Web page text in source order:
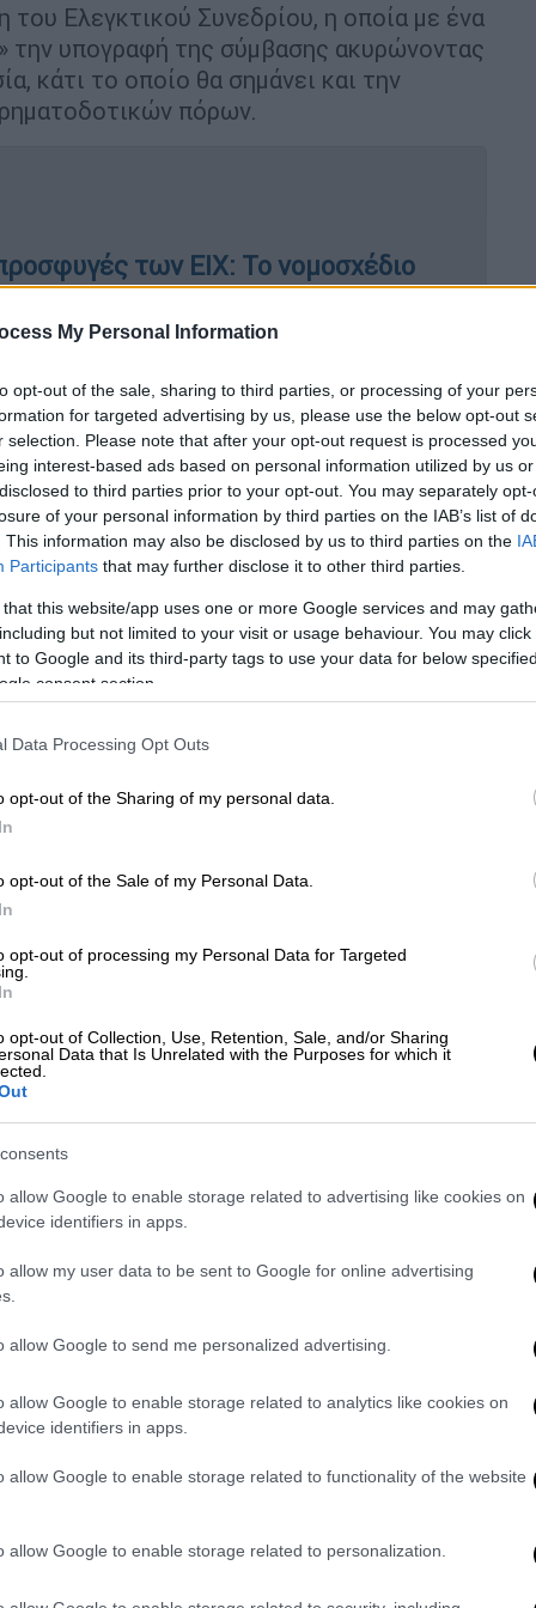
My Personal Information
opt-out of the sale, sharing to third parties, or processing of your
for targeted advertising by us, please use the below opt-out
selection. Please note that after your opt-out request is processed
interest-based ads based on personal information utilized by us
to third parties prior to your opt-out. You may separately
of your personal information by third parties on the IAB’s list of
This information may also be disclosed by us to third parties on the
Participants that may further disclose it to other third parties.
that this website/app uses one or more Google services and may
but not limited to your visit or usage behaviour. You may
to Google and its third-party tags to use your data for below
consent section.
Data Processing Opt Outs
opt-out of the Sharing of my personal data.
opt-out of the Sale of my Personal Data.
opt-out of processing my Personal Data for Targeted
opt-out of Collection, Use, Retention, Sale, and/or Sharing
Data that Is Unrelated with the Purposes for which it
allow Google to enable storage related to advertising like cookies on
identifiers in apps.
allow my user data to be sent to Google for online advertising
allow Google to send me personalized advertising.
allow Google to enable storage related to analytics like cookies on
identifiers in apps.
allow Google to enable storage related to functionality of the website
allow Google to enable storage related to personalization.
του Ελεγκτικού Συνεδρίου, η οποία με ένα
την υπογραφή της σύμβασης ακυρώνοντας
κάτι το οποίο θα σημάνει και την
πόρων.
των ΕΙΧ: Το νομοσχέδιο
ψήφισή του
που είχε ξεκινήσει το 2024,
στο ΣτΕ, εγκρίσεις και αναστολές των
μελέτες που στην πορεία
κρίσιμες επικινδυνότητες που
μεγάλης κλίμακας ατύχημα.
του κλιμακίου του Ελεγκτικού
του διαγωνισμού καταλήγοντας ότι το
λυθεί κρίσιμα ζητήματα
απαιτούνται μέτρα, τα οποία το
όπως αρχικά είχε σχεδιαστεί.
προγενέστερη απόφαση της Επιτροπής
σοβαρούς δυνητικούς κινδύνους.
στο σκεπτικό της απόφασης
αυτά τα δεδομένα δεν είχαν
μέτρα πρόληψης και ασφάλειας,
σχεδιασμό και ουσιαστικά
επισημαίνεται ότι δεν είχε
(ΕΡΓΟΣΕ) το γεγονός αφενός της
γραμμής και ιδίως του
τις κοντινές εγκαταστάσεις
οξέων και αζωτούχων λιπασμάτων και
αγωγού φυσικού αερίου εντός της
τα προεκτεθέντα ζητήματα να
πρόβλεψη, στην εγκριθείσα μελέτη,
του έργου και ως εκ τούτουνα
όχι μόνο των εγκαταστάσεων
(σ.σ. η οποία είχε προσφύγει), αλλά και
εκτεταμένου ατυχήματος».
γίνεται ιδιαίτερη μνεία στο
να μεταφέρονται επικίνδυνα
εκρηκτικές ουσίες που
στον Σταθμό Διαλογής χωρίς
μελέτη είχε ουσιαστικά παραδεχτεί και